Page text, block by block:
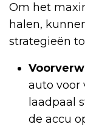
Om het
halen,
strategieën
auto voor
laadpaal
de accu